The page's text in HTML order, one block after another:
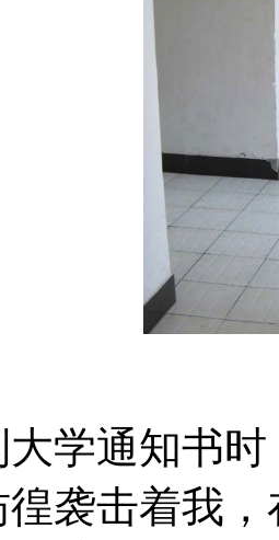
通知书时
徨袭击着我